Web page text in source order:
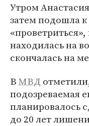
Утром
затем подошла к
находилась на
скончалась на
ВМВД
подозреваемая
планировалось
до 20 лет